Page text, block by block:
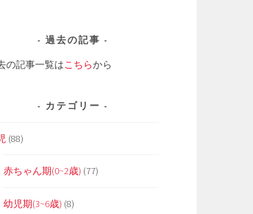
過去の記事
の記事一覧はこちらから
カテゴリー
(88)
赤ちゃん期(0~2歳) (77)
幼児期(3~6歳) (8)